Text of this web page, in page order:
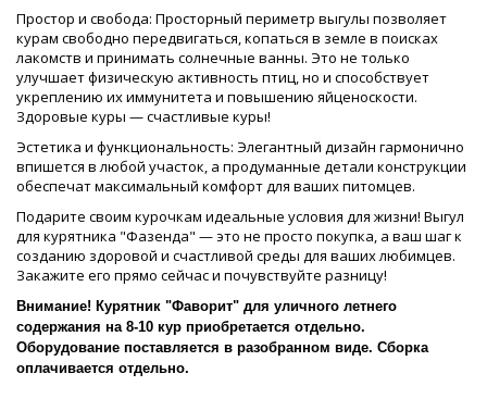
Простор и свобода: Просторный периметр выгулы позволяет
курам свободно передвигаться, копаться в земле в поисках
лакомств и принимать солнечные ванны. Это не только
улучшает физическую активность птиц, но и способствует
укреплению их иммунитета и повышению яйценоскости.
Здоровые куры — счастливые куры!
Эстетика и функциональность: Элегантный дизайн гармонично
впишется в любой участок, а продуманные детали конструкции
обеспечат максимальный комфорт для ваших питомцев.
Подарите своим курочкам идеальные условия для жизни! Выгул
для курятника "Фазенда" — это не просто покупка, а ваш шаг к
созданию здоровой и счастливой среды для ваших любимцев.
Закажите его прямо сейчас и почувствуйте разницу!
Внимание! Курятник "Фаворит" для уличного летнего
содержания на 8-10 кур приобретается отдельно.
Оборудование поставляется в разобранном виде. Сборка
оплачивается отдельно.